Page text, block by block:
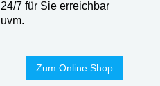
24/7 für Sie erreichbar
uvm.
Zum Online Shop